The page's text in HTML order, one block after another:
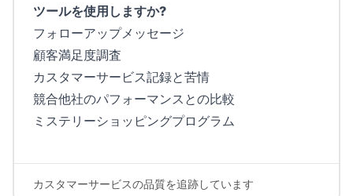
ツールを使用しますか?
フォローアップメッセージ
顧客満足度調査
カスタマーサービス記録と苦情
競合他社のパフォーマンスとの比較
ミステリーショッピングプログラム
カスタマーサービスの品質を追跡しています